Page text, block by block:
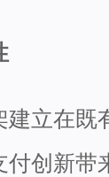
建立在既
付创新